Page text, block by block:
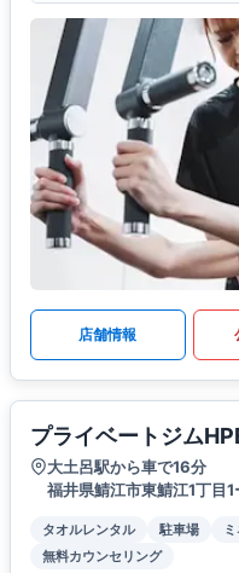
店舗情報
プライベートジム
大土呂駅から車で16分
福井県鯖江市東鯖江1丁目
タオルレンタル 駐車場
無料カウンセリング